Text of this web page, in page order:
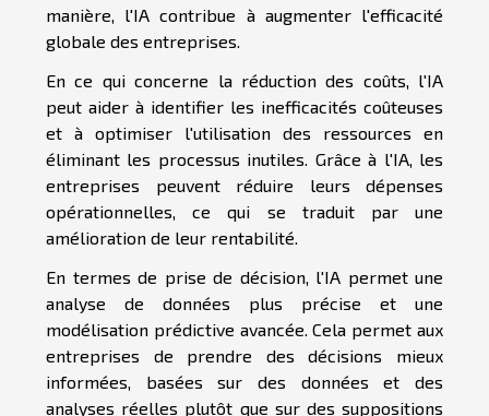
manière, l'IA contribue à augmenter l'efficacité
globale des entreprises.
En ce qui concerne la réduction des coûts, l'IA
peut aider à identifier les inefficacités coûteuses
et à optimiser l'utilisation des ressources en
éliminant les processus inutiles. Grâce à l'IA, les
entreprises peuvent réduire leurs dépenses
opérationnelles, ce qui se traduit par une
amélioration de leur rentabilité.
En termes de prise de décision, l'IA permet une
analyse de données plus précise et une
modélisation prédictive avancée. Cela permet aux
entreprises de prendre des décisions mieux
informées, basées sur des données et des
analyses réelles plutôt que sur des suppositions